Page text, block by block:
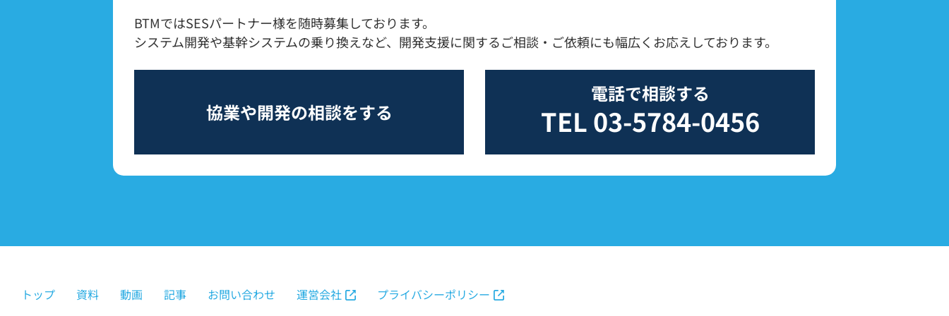
BTMではSESパートナー様を随時募集しております。
システム開発や基幹システムの乗り換えなど、開発支援に関するご相談・ご依頼にも幅広くお応えしております。
協業や開発の相談をする
電話で相談する
TEL 03-5784-0456
トップ 資料 動画 記事 お問い合わせ 運営会社 プライバシーポリシー